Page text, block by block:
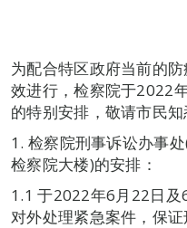
为配合特区政府当前的
效进行，检察院于2022
的特别安排，敬请市民知
1. 检察院刑事诉讼办事
检察院大楼)的安排：
1.1 于2022年6月22日
对外处理紧急案件，保